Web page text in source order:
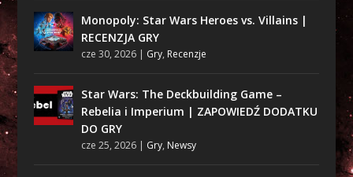
Monopoly: Star Wars Heroes vs. Villains |
RECENZJA GRY
cze 30, 2026| Gry, Recenzje
Star Wars: The Deckbuilding Game –
Rebelia i Imperium | ZAPOWIEDŹ DODATKU
DO GRY
cze 25, 2026| Gry, Newsy